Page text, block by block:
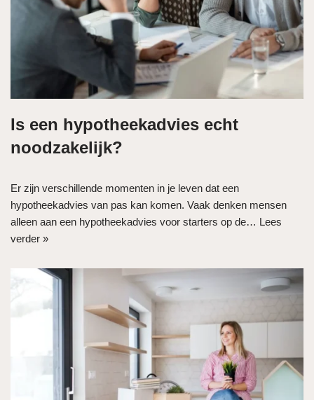
Is een hypotheekadvies echt
noodzakelijk?
Er zijn verschillende momenten in je leven dat een
hypotheekadvies van pas kan komen. Vaak denken mensen
alleen aan een hypotheekadvies voor starters op de… Lees
verder »